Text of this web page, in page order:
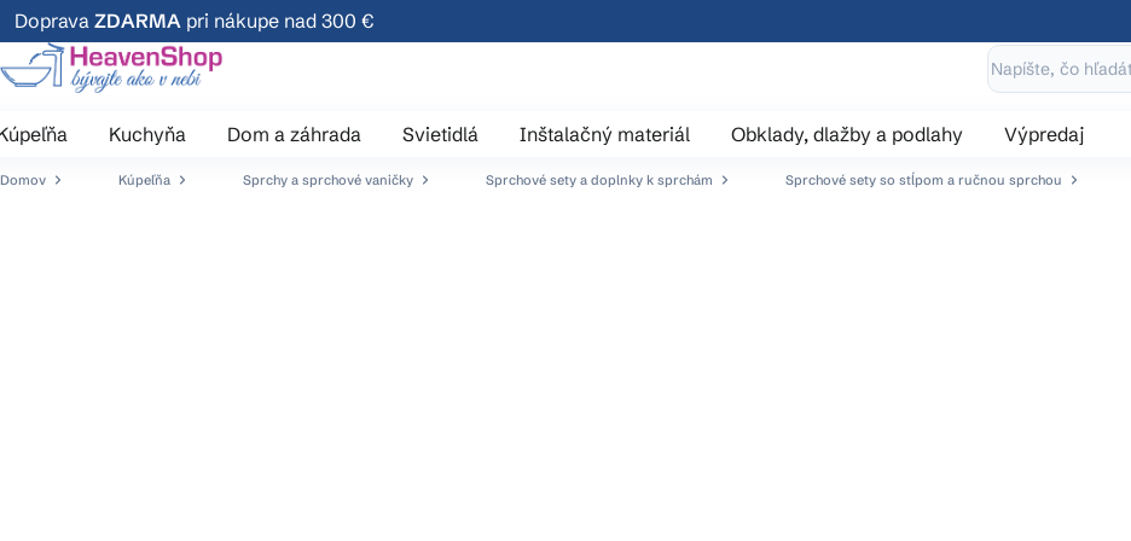
Prejsť
na
obsah
Doprava ZDARMA pri nákupe nad 300 €
Kuchyňa Dom a záhrada Svietidlá Inštalačný materiál Obklady, dlažby a podlahy Výpredaj
Domov Kúpeľňa Sprchy a sprchové vaničky Sprchové sety a doplnky k sprchám Sprchové sety so stĺpom a ručnou sprchou